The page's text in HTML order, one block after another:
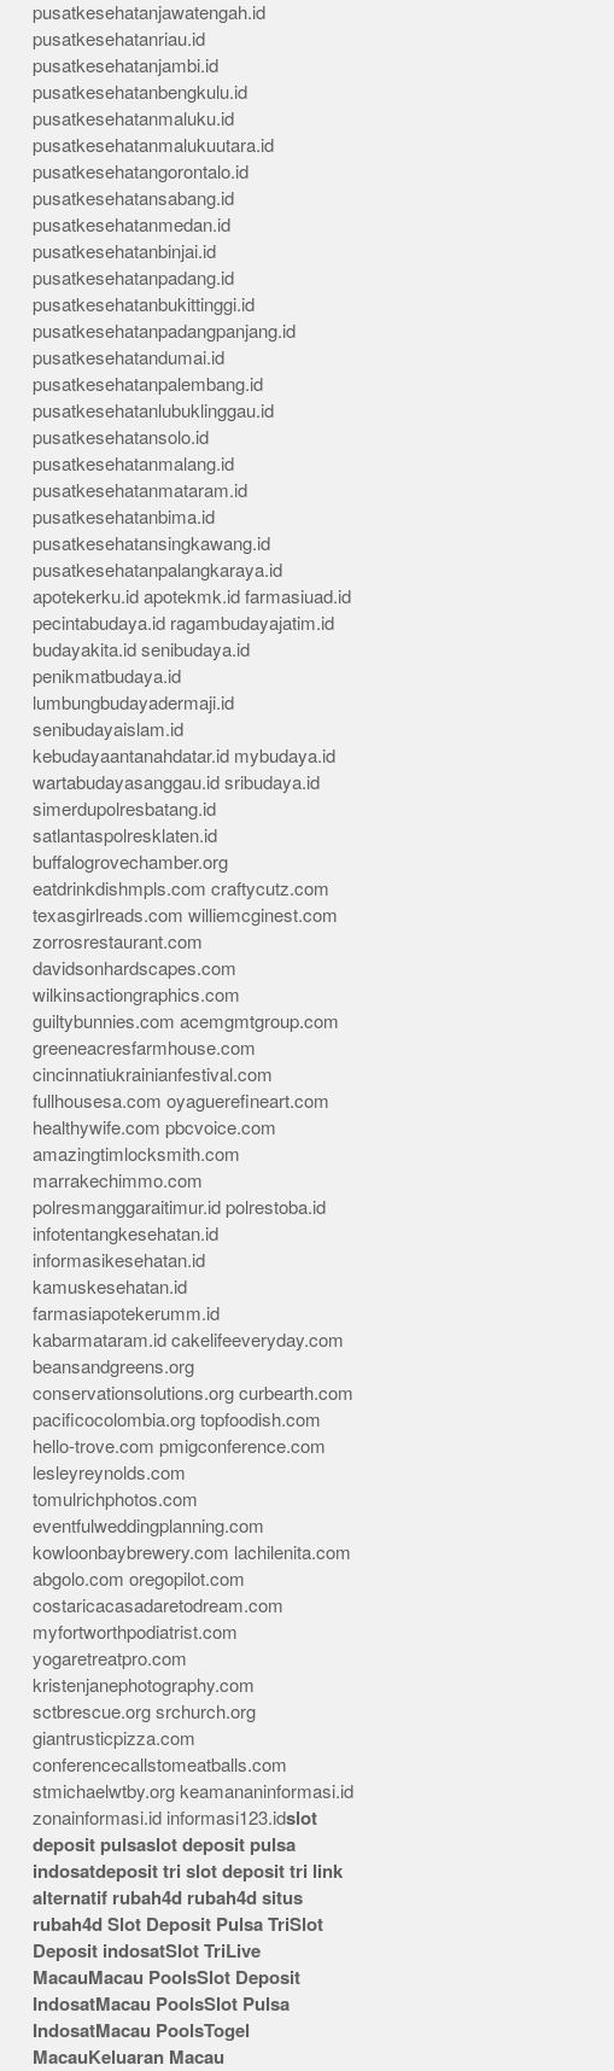
pusatkesehatanjawatengah.id
pusatkesehatanriau.id
pusatkesehatanjambi.id
pusatkesehatanbengkulu.id
pusatkesehatanmaluku.id
pusatkesehatanmalukuutara.id
pusatkesehatangorontalo.id
pusatkesehatansabang.id
pusatkesehatanmedan.id
pusatkesehatanbinjai.id
pusatkesehatanpadang.id
pusatkesehatanbukittinggi.id
pusatkesehatanpadangpanjang.id
pusatkesehatandumai.id
pusatkesehatanpalembang.id
pusatkesehatanlubuklinggau.id
pusatkesehatansolo.id
pusatkesehatanmalang.id
pusatkesehatanmataram.id
pusatkesehatanbima.id
pusatkesehatansingkawang.id
pusatkesehatanpalangkaraya.id
apotekerku.id apotekmk.id farmasiuad.id
pecintabudaya.id ragambudayajatim.id
budayakita.id senibudaya.id
penikmatbudaya.id
lumbungbudayadermaji.id
senibudayaislam.id
kebudayaantanahdatar.id mybudaya.id
wartabudayasanggau.id sribudaya.id
simerdupolresbatang.id
satlantaspolresklaten.id
buffalogrovechamber.org
eatdrinkdishmpls.com craftycutz.com
texasgirlreads.com williemcginest.com
zorrosrestaurant.com
davidsonhardscapes.com
wilkinsactiongraphics.com
guiltybunnies.com acemgmtgroup.com
greeneacresfarmhouse.com
cincinnatiukrainianfestival.com
fullhousesa.com oyaguerefineart.com
healthywife.com pbcvoice.com
amazingtimlocksmith.com
marrakechimmo.com
polresmanggaraitimur.id polrestoba.id
infotentangkesehatan.id
informasikesehatan.id
kamuskesehatan.id
farmasiapotekerumm.id
kabarmataram.id cakelifeeveryday.com
beansandgreens.org
conservationsolutions.org curbearth.com
pacificocolombia.org topfoodish.com
hello-trove.com pmigconference.com
lesleyreynolds.com
tomulrichphotos.com
eventfulweddingplanning.com
kowloonbaybrewery.com lachilenita.com
abgolo.com oregopilot.com
costaricacasadaretodream.com
myfortworthpodiatrist.com
yogaretreatpro.com
kristenjanephotography.com
sctbrescue.org srchurch.org
giantrusticpizza.com
conferencecallstomeatballs.com
stmichaelwtby.org keamananinformasi.id
zonainformasi.id informasi123.idslot
deposit pulsaslot deposit pulsa
indosatdeposit tri slot deposit tri link
alternatif rubah4d rubah4d situs
rubah4d Slot Deposit Pulsa TriSlot
Deposit indosatSlot TriLive
MacauMacau PoolsSlot Deposit
IndosatMacau PoolsSlot Pulsa
IndosatMacau PoolsTogel
MacauKeluaran Macau